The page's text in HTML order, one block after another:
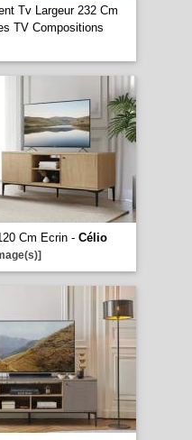
Tv Largeur 232 Cm
TV Compositions
Cm Ecrin - Célio